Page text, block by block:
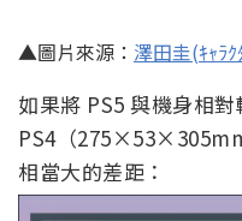
▲圖片來源： 澤田圭(ｷｬﾗ
如果將 PS5 與機身相
PS4（
相當大的差距：